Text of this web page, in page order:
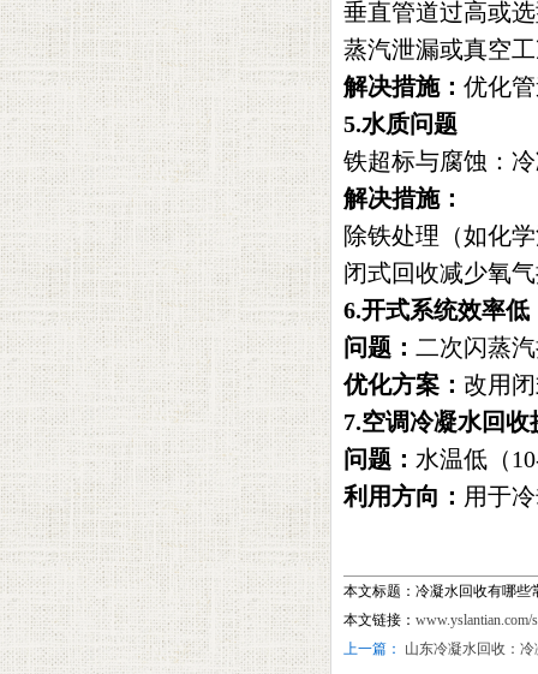
垂直管道过高或
蒸汽泄漏或真空
解决措施‌： 优化
5.‌水质问题‌
铁超标与腐蚀‌：
解决措施‌：
除铁处理（如化
闭式回收减少氧
6.‌开式系统效率低‌
问题‌： 二次闪蒸
优化方案‌： 改用
7.‌空调冷凝水回收
问题‌： 水温低（
利用方向‌： 用于
本文标题：冷凝水回收有哪些
本文链接： www.yslantian.com/
上一篇：
山东冷凝水回收：